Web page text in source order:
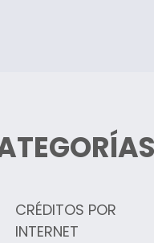
CRÉDITOS POR
INTERNET